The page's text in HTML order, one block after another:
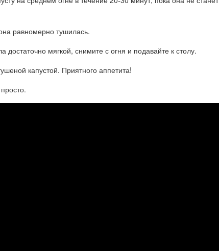
равномерно тушилась.
достаточно мягкой, снимите с огня и подавайте к столу.
капустой. Приятного аппетита!